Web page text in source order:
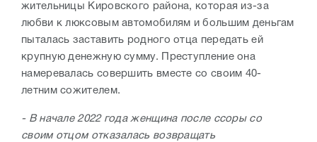
жительницы Кировского района, которая из-за
любви к люксовым автомобилям и большим деньгам
пыталась заставить родного отца передать ей
крупную денежную сумму. Преступление она
намеревалась совершить вместе со своим 40-
летним сожителем.
- В начале 2022 года женщина после ссоры со
своим отцом отказалась возвращать